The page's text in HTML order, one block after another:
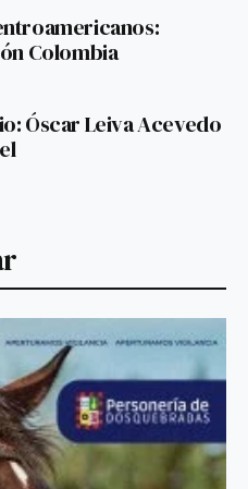
Colombia
Óscar Leiva Acevedo